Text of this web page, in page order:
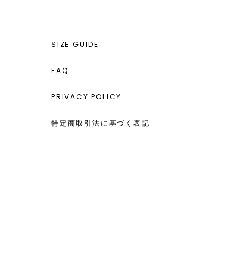
SIZE GUIDE
FAQ
PRIVACY POLICY
特定商取引法に基づく表記